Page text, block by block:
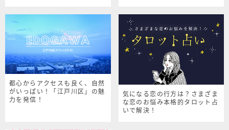
都心からアクセスも良く、自然
がいっぱい！「江戸川区」の魅
力を発信！
気になる恋の行方は？さまざま
な恋のお悩み本格的タロット占
いで解決！